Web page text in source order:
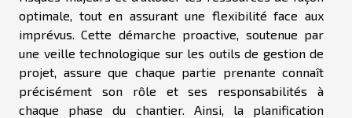
optimale, tout en assurant une flexibilité face aux
imprévus. Cette démarche proactive, soutenue par
une veille technologique sur les outils de gestion de
projet, assure que chaque partie prenante connaît
précisément son rôle et ses responsabilités à
chaque phase du chantier. Ainsi, la planification